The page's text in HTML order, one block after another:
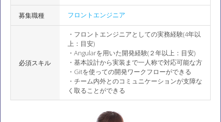
募集職種 フロントエンジニア
必須スキル
・フロントエンジニアとしての実務経験(4年以
上：目安)
・Angularを用いた開発経験(２年以上：目安)
・基本設計から実装まで一人称で対応可能な方
・Gitを使っての開発ワークフローができる
・チーム内外とのコミュニケーションが支障な
く取ることができる